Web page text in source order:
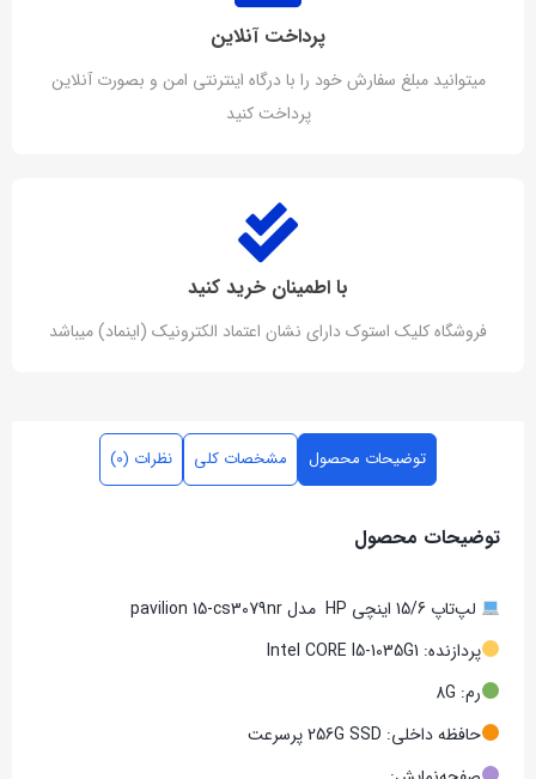
پرداخت آنلاین
میتوانید مبلغ سفارش خود را با درگاه اینترنتی امن و بصورت آنلاین
پرداخت کنید
با اطمینان خرید کنید
فروشگاه کلیک استوک دارای نشان اعتماد الکترونیک (اینماد) میباشد
توضیحات محصول مشخصات کلی نظرات (0)
توضیحات محصول
لپ‌تاپ 15/6 اینچی HP مدل pavilion 15-cs3079nr
پردازنده: Intel CORE I5-1035G1
رم: 8G
حافظه داخلی: 256G SSD پرسرعت